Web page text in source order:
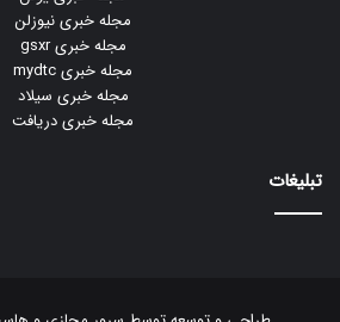
مجله خبری نیوزلن
مجله خبری gsxr
مجله خبری mydtc
مجله خبری سیلاد
مجله خبری دریافت
تبلیغات